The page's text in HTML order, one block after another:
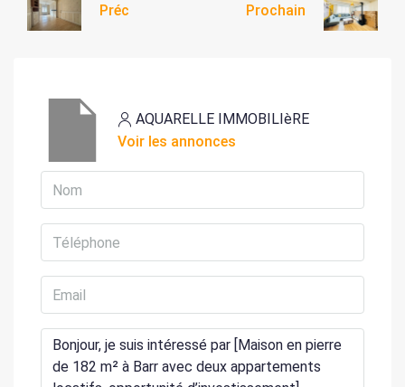
Préc Prochain
AQUARELLE IMMOBILIèRE
Voir les annonces